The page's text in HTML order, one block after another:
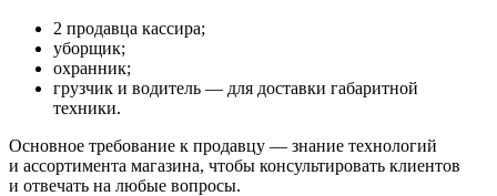
2 продавца кассира;
уборщик;
охранник;
грузчик и водитель — для доставки габаритной
техники.
Основное требование к продавцу — знание технологий
и ассортимента магазина, чтобы консультировать клиентов
и отвечать на любые вопросы.